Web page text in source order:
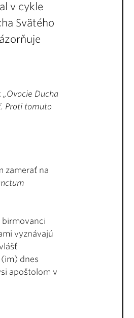
v cykle
Svätého
„Ovocie Ducha
Proti tomuto
zamerať na
birmovanci
vyznávajú
dnes
apoštolom v